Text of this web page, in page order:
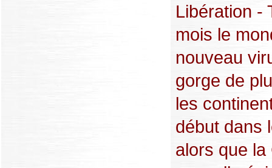
Libération -
mois le
nouveau
gorge de
les
début dans
alors que